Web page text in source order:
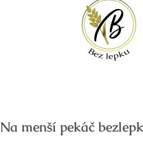
Na menší pekáč